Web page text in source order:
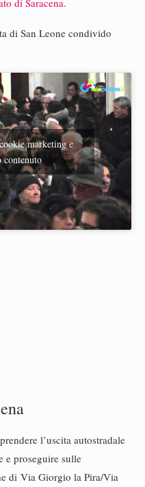
di San Leone condivido
marketing e
contenuto
l’uscita autostradale
e proseguire sulle
di Via Giorgio la Pira/Via